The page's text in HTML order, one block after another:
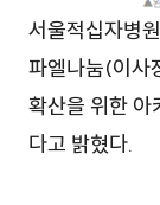
서울적십자병
파엘나눔(이사
확산을 위한 아
다고 밝혔다.